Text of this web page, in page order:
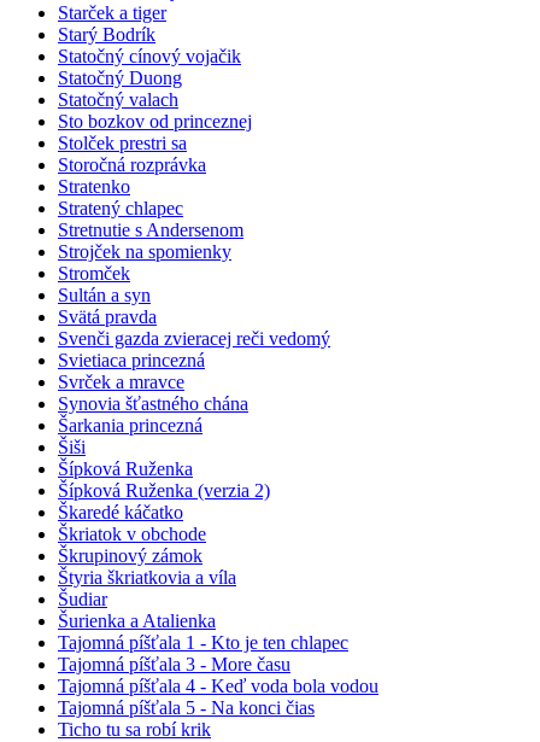
Starček a tiger
Starý Bodrík
Statočný cínový vojačik
Statočný Duong
Statočný valach
Sto bozkov od princeznej
Stolček prestri sa
Storočná rozprávka
Stratenko
Stratený chlapec
Stretnutie s Andersenom
Strojček na spomienky
Stromček
Sultán a syn
Svätá pravda
Svenči gazda zvieracej reči vedomý
Svietiaca princezná
Svrček a mravce
Synovia šťastného chána
Šarkania princezná
Šiši
Šípková Ruženka
Šípková Ruženka (verzia 2)
Škaredé káčatko
Škriatok v obchode
Škrupinový zámok
Štyria škriatkovia a víla
Šudiar
Šurienka a Atalienka
Tajomná píšťala 1 - Kto je ten chlapec
Tajomná píšťala 3 - More času
Tajomná píšťala 4 - Keď voda bola vodou
Tajomná píšťala 5 - Na konci čias
Ticho tu sa robí krik